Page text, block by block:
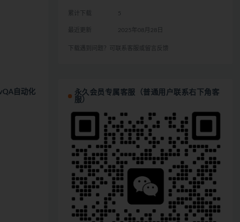
自动化
累计下载 5
最近更新 2025年08月28日
下载遇到问题？可联系客服或留言反馈
永久会员专属客服（普通用户联系右下角客
服）